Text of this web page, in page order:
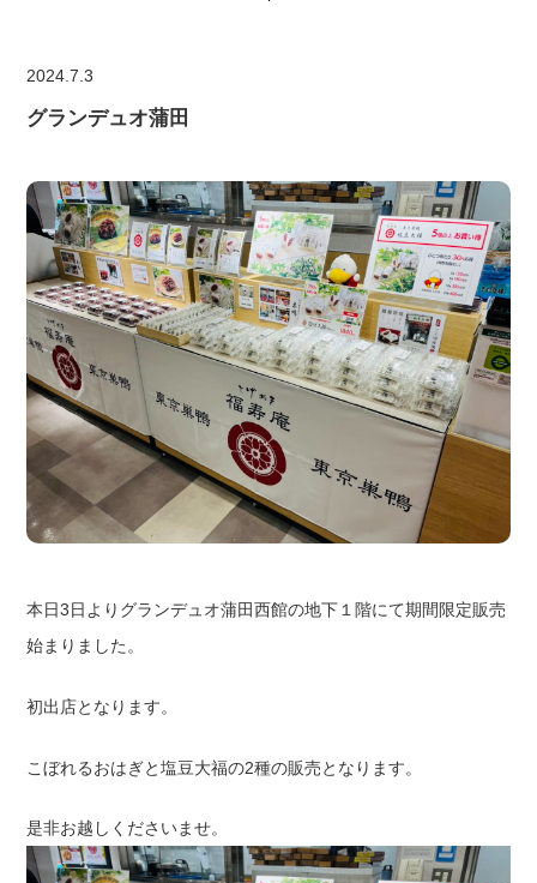
2024.7.3
グランデュオ蒲田
本日3日よりグランデュオ蒲田西館の地下１階にて期間限定販売
始まりました。
初出店となります。
こぼれるおはぎと塩豆大福の2種の販売となります。
是非お越しくださいませ。